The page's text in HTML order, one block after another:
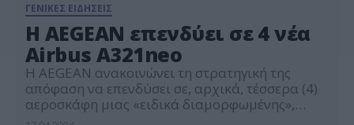
ΓΕΝΙΚΕΣ ΕΙΔΗΣΕΙΣ
Η AEGEAN επενδύει σε 4 νέα
Airbus A321neo
Η AEGEAN ανακοινώνει τη στρατηγική της
απόφαση να επενδύσει σε, αρχικά, τέσσερα (4)
αεροσκάφη μιας «ειδικά διαμορφωμένης»,